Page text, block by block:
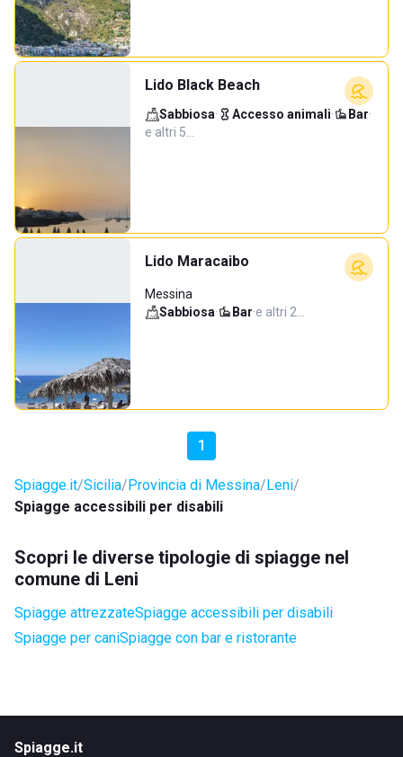
Lido Black Beach
Sabbiosa· Accesso animali· Bar·
e altri 5…
Lido Maracaibo
Messina
Sabbiosa· Bar·e altri 2…
1
Spiagge.it Sicilia Provincia di Messina Leni
Spiagge accessibili per disabili
Scopri le diverse tipologie di spiagge nel
comune di Leni
Spiagge attrezzateSpiagge accessibili per disabili
Spiagge per caniSpiagge con bar e ristorante
Spiagge.it